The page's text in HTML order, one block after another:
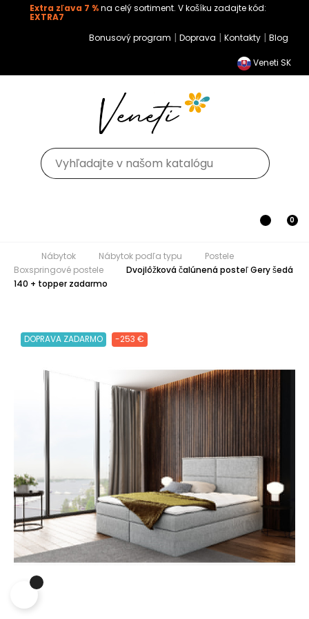
Extra zľava 7 %na celý sortiment. V košíku zadajte kód:
EXTRA7
Bonusový program | Doprava | Kontakty | Blog
Veneti SK
0
Nábytok Nábytok podľa typu
Postele
Boxspringové postele
Dvojlôžková čalúnená posteľ Gery
šedá 140 + topper zadarmo
DOPRAVA ZADARMO -253 €
Lepšia funkcia, obsah na mieru a
ochrana súkromia
Tento web ukladá v súlade so zákonmi na vaše zariadenie
súbory cookies. Cookies súbory používame na personalizáciu
obsahu a reklám a tiež na analytické účely. Odsúhlaste prosím
ich nastavenia pre ďalšie používanie webu a taktiež pre využitie,
odovzdanie a zobrazenie cielenej reklamy na sociálnych a
reklamných sieťach vrátane ďalších webov. Viac o cookies.
Viac o cookies.
Prijať všetky súbory cookie